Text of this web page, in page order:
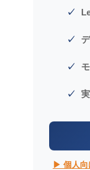
▶ 個人向